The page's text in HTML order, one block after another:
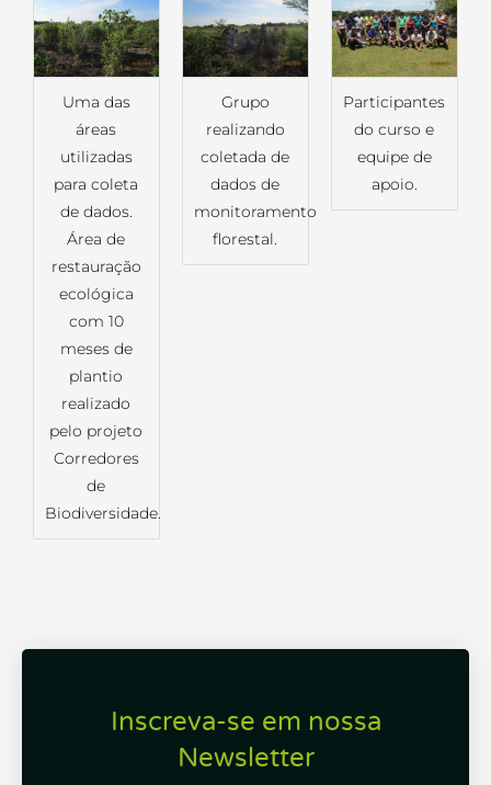
Uma das
áreas
utilizadas
para coleta
de dados.
Área de
restauração
ecológica
com 10
meses de
plantio
realizado
pelo projeto
Corredores
de
Biodiversidade.
Grupo
realizando
coletada de
dados de
monitoramento
florestal.
Participantes
do curso e
equipe de
apoio.
Inscreva-se em nossa
Newsletter